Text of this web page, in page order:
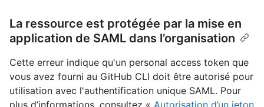
La ressource est protégée par la mise en
application de SAML dans l’organisation
Cette erreur indique qu'un personal access token que
vous avez fourni au GitHub CLI doit être autorisé pour
utilisation avec l'authentification unique SAML. Pour
plus d’informations, consultez « Autorisation d’un jeton